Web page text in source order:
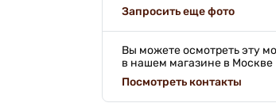
Запросить еще фото
Вы можете осмотреть эту
в нашем магазине в Москве
Посмотреть контакты